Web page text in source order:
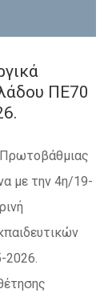
ΠΕ70
Πρωτοβάθμιας
με την 4η/19-
2026.